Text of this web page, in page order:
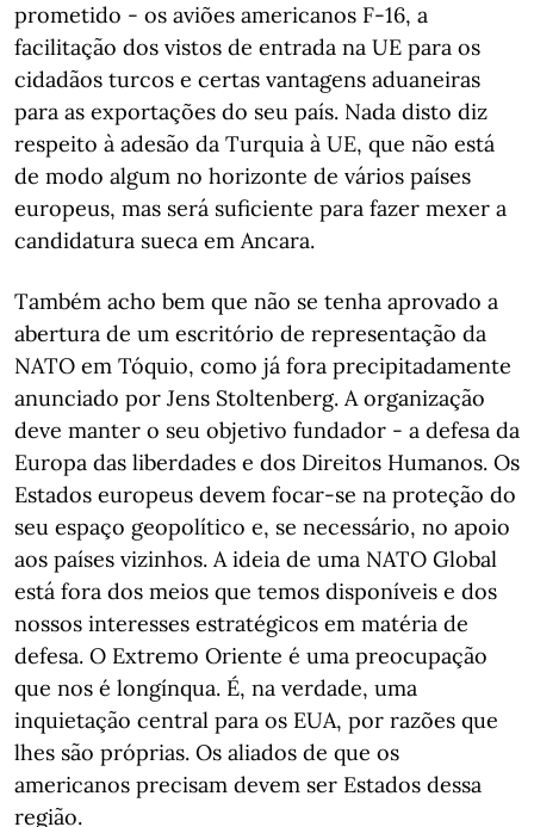
prometido - os aviões americanos F-16, a
facilitação dos vistos de entrada na UE para os
cidadãos turcos e certas vantagens aduaneiras
para as exportações do seu país. Nada disto diz
respeito à adesão da Turquia à UE, que não está
de modo algum no horizonte de vários países
europeus, mas será suficiente para fazer mexer a
candidatura sueca em Ancara.
Também acho bem que não se tenha aprovado a
abertura de um escritório de representação da
NATO em Tóquio, como já fora precipitadamente
anunciado por Jens Stoltenberg. A organização
deve manter o seu objetivo fundador - a defesa da
Europa das liberdades e dos Direitos Humanos. Os
Estados europeus devem focar-se na proteção do
seu espaço geopolítico e, se necessário, no apoio
aos países vizinhos. A ideia de uma NATO Global
está fora dos meios que temos disponíveis e dos
nossos interesses estratégicos em matéria de
defesa. O Extremo Oriente é uma preocupação
que nos é longínqua. É, na verdade, uma
inquietação central para os EUA, por razões que
lhes são próprias. Os aliados de que os
americanos precisam devem ser Estados dessa
região.